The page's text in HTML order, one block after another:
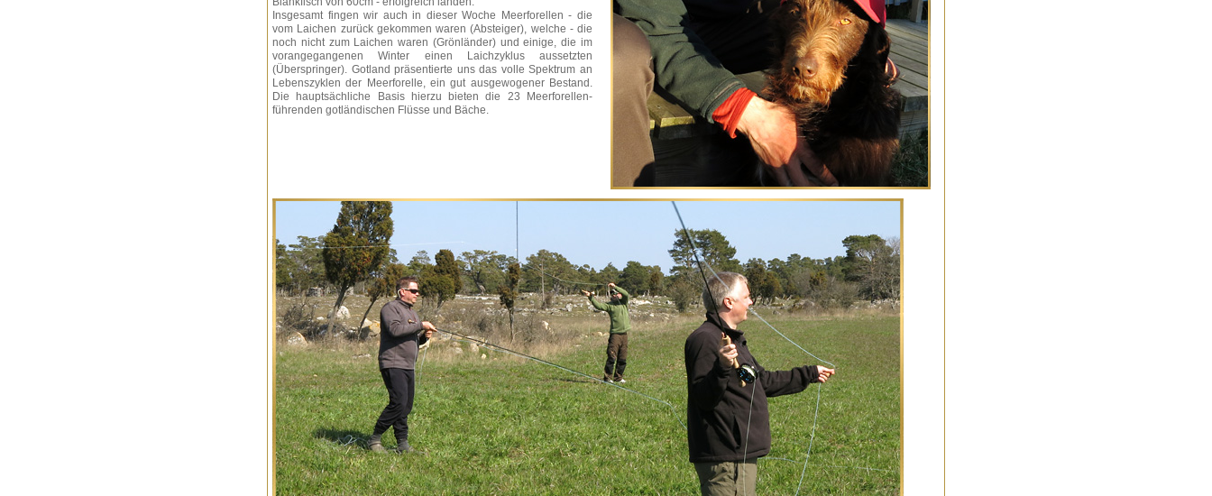
Insgesamt fingen wir auch in dieser Woche Meerforellen - die
vom Laichen zurück gekommen waren (Absteiger), welche - die
noch nicht zum Laichen waren (Grönländer) und einige, die im
vorangegangenen Winter einen Laichzyklus aussetzten
(Überspringer). Gotland präsentierte uns das volle Spektrum an
Lebenszyklen der Meerforelle, ein gut ausgewogener Bestand.
Die hauptsächliche Basis hierzu bieten die 23 Meerforellen-
führenden gotländischen Flüsse und Bäche.